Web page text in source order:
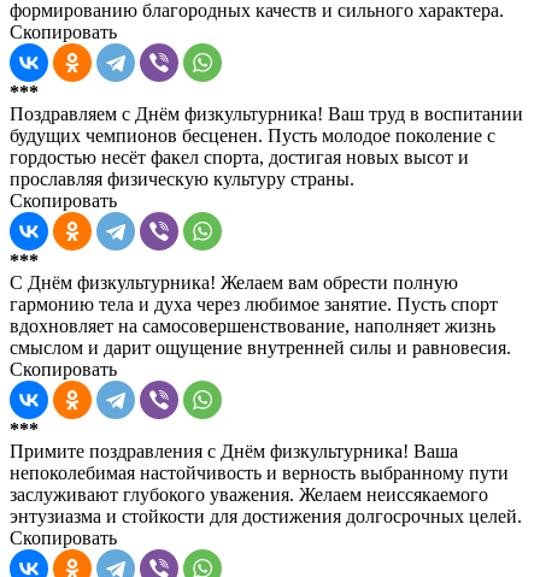
формированию благородных качеств и сильного характера.
Скопировать
***
Поздравляем с Днём физкультурника! Ваш труд в воспитании
будущих чемпионов бесценен. Пусть молодое поколение с
гордостью несёт факел спорта, достигая новых высот и
прославляя физическую культуру страны.
Скопировать
***
С Днём физкультурника! Желаем вам обрести полную
гармонию тела и духа через любимое занятие. Пусть спорт
вдохновляет на самосовершенствование, наполняет жизнь
смыслом и дарит ощущение внутренней силы и равновесия.
Скопировать
***
Примите поздравления с Днём физкультурника! Ваша
непоколебимая настойчивость и верность выбранному пути
заслуживают глубокого уважения. Желаем неиссякаемого
энтузиазма и стойкости для достижения долгосрочных целей.
Скопировать